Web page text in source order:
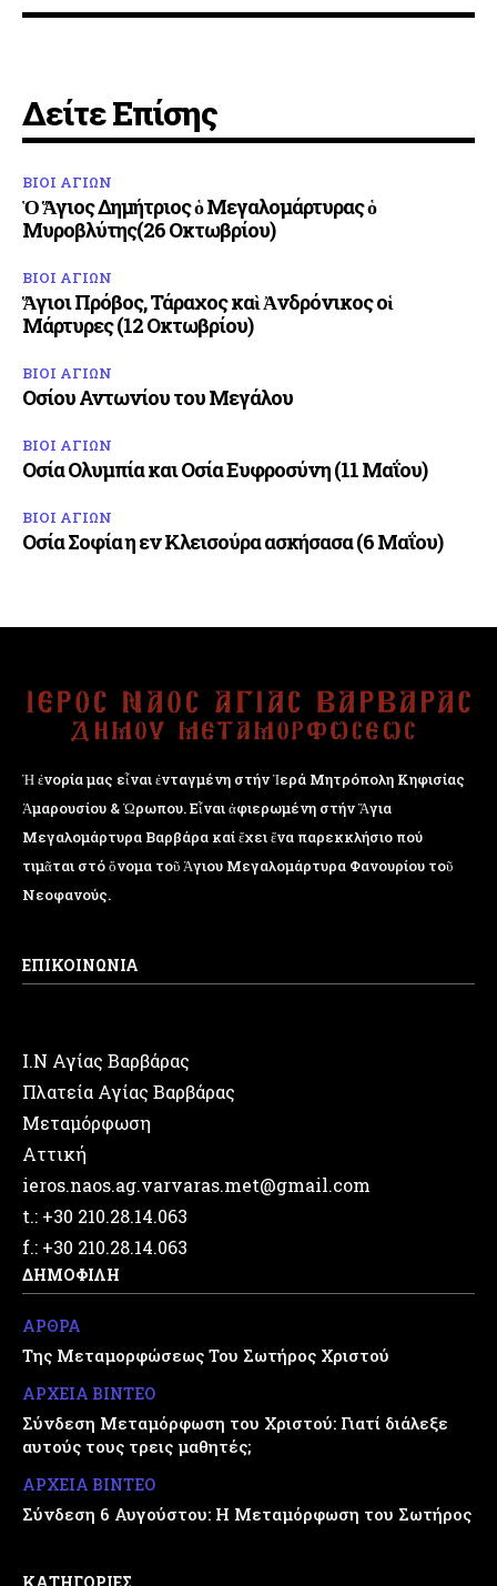
Δείτε Επίσης
ΒΙΟΙ ΑΓΙΩΝ
Ὁ Ἅγιος Δημήτριος ὁ Μεγαλομάρτυρας ὁ
Μυροβλύτης(26 Οκτωβρίου)
ΒΙΟΙ ΑΓΙΩΝ
Ἅγιοι Πρόβος, Τάραχος καὶ Ἀνδρόνικος οἱ
Μάρτυρες (12 Οκτωβρίου)
ΒΙΟΙ ΑΓΙΩΝ
Οσίου Αντωνίου του Μεγάλου
ΒΙΟΙ ΑΓΙΩΝ
Οσία Ολυμπία και Οσία Ευφροσύνη (11 Μαΐου)
ΒΙΟΙ ΑΓΙΩΝ
Οσία Σοφία η εν Κλεισούρα ασκήσασα (6 Μαΐου)
Ἡ ἐνορία μας εἶναι ἐνταγμένη στήν Ἱερά Μητρόπολη Κηφισίας
Ἁμαρουσίου & Ὠρωπου. Εἶναι ἀφιερωμένη στήν Ἅγια
Μεγαλομάρτυρα Βαρβάρα καί ἔχει ἕνα παρεκκλήσιο πού
τιμᾶται στό ὄνομα τοῦ Ἁγιου Μεγαλομάρτυρα Φανουρίου τοῦ
Νεοφανούς.
ΕΠΙΚΟΙΝΩΝΙΑ
Ι.Ν Αγίας Βαρβάρας
Πλατεία Αγίας Βαρβάρας
Μεταμόρφωση
Αττική
ieros.naos.ag.varvaras.met@gmail.com
t.: +30 210.28.14.063
f.: +30 210.28.14.063
ΔΗΜΟΦΙΛΗ
ΑΡΘΡΑ
Της Μεταμορφώσεως Του Σωτήρος Χριστού
ΑΡΧΕΙΑ ΒΙΝΤΕΟ
Σύνδεση Μεταμόρφωση του Χριστού: Γιατί διάλεξε
αυτούς τους τρεις μαθητές;
ΑΡΧΕΙΑ ΒΙΝΤΕΟ
Σύνδεση 6 Αυγούστου: Η Μεταμόρφωση του Σωτήρος